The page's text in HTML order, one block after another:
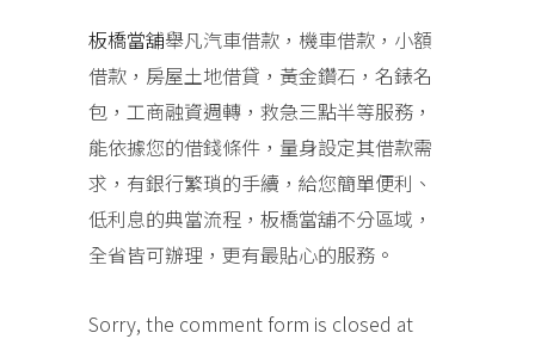
板橋當舖舉凡汽車借款，機車借款，小額
借款，房屋土地借貸，黃金鑽石，名錶名
包，工商融資週轉，救急三點半等服務，
能依據您的借錢條件，量身設定其借款需
求，有銀行繁瑣的手續，給您簡單便利、
低利息的典當流程，板橋當舖不分區域，
全省皆可辦理，更有最貼心的服務。
Sorry, the comment form is closed at